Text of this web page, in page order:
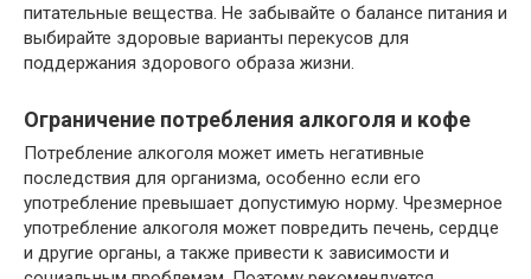
питательные вещества. Не забывайте о балансе питания и
выбирайте здоровые варианты перекусов для
поддержания здорового образа жизни.
Ограничение потребления алкоголя и кофе
Потребление алкоголя может иметь негативные
последствия для организма, особенно если его
употребление превышает допустимую норму. Чрезмерное
употребление алкоголя может повредить печень, сердце
и другие органы, а также привести к зависимости и